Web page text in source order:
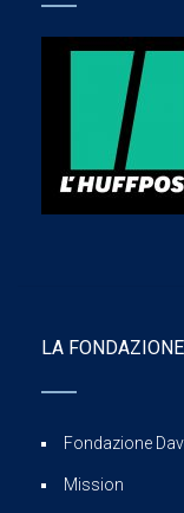
LA FONDAZIONE
Fondazione
Mission